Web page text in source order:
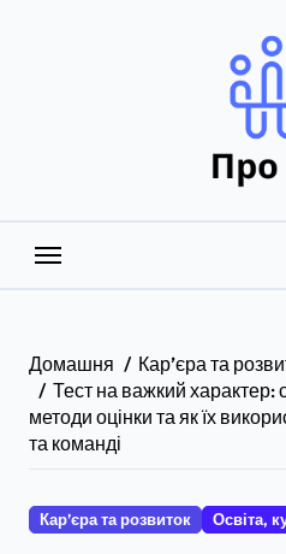
Домашня
Кар’єра та
Тест на важкий характер:
методи оцінки та як їх
та команді
Кар’єра та розвиток Освіта,